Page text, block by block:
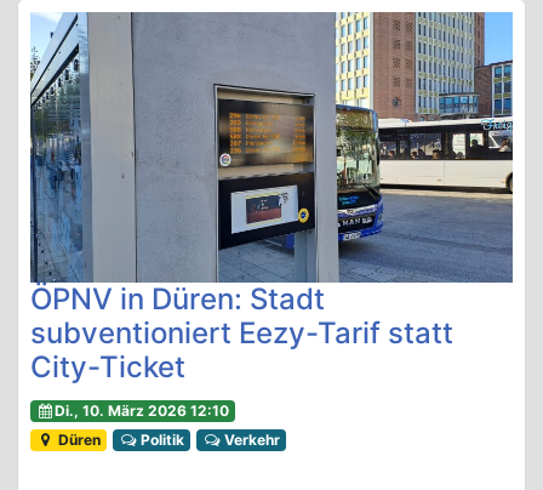
ÖPNV in Düren: Stadt
subventioniert Eezy-Tarif statt
City-Ticket
Di., 10. März 2026 12:10
Düren
Politik Verkehr